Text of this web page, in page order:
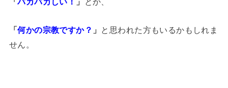
「何かの宗教ですか？ 」 と思われた方もいるかもしれま
せん。